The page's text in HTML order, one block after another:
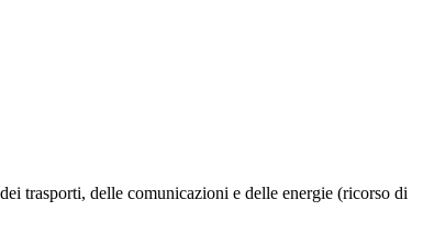
trasporti, delle comunicazioni e delle energie (ricorso di